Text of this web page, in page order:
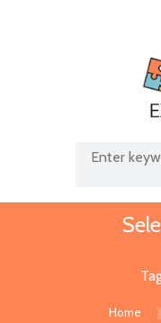
Home